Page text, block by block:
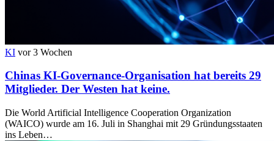
KI vor 3 Wochen
Chinas KI-Governance-Organisation hat bereits 29
Mitglieder. Der Westen hat keine.
Die World Artificial Intelligence Cooperation Organization
(WAICO) wurde am 16. Juli in Shanghai mit 29 Gründungsstaaten
ins Leben…